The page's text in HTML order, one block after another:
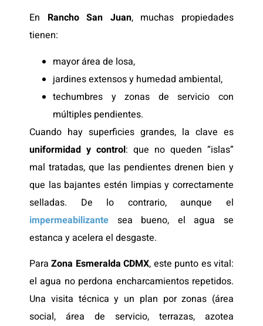
En Rancho San Juan, muchas propiedades
tienen:
mayor área de losa,
jardines extensos y humedad ambiental,
techumbres y zonas de servicio con
múltiples pendientes.
Cuando hay superficies grandes, la clave es
uniformidad y control: que no queden “islas”
mal tratadas, que las pendientes drenen bien y
que las bajantes estén limpias y correctamente
selladas. De lo contrario, aunque el
impermeabilizante sea bueno, el agua se
estanca y acelera el desgaste.
ParaZona Esmeralda CDMX, este punto es vital:
el agua no perdona encharcamientos repetidos.
Una visita técnica y un plan por zonas (área
social, área de servicio, terrazas, azotea